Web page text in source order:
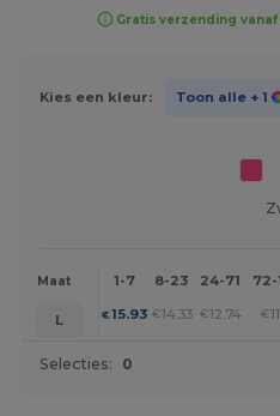
Gratis verzending
Kies een kleur: Toon alle + 1
Maat 1-7 8-23 24-71 72-
L €15.93 €14.33 € 12.74 €
Selecties: 0